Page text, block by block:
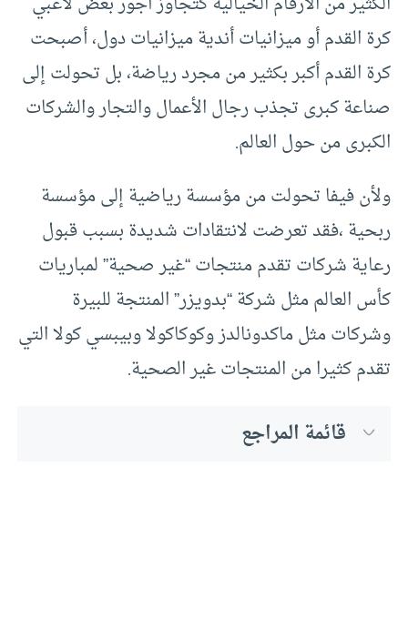
كرة القدم أو ميزانيات أندية ميزانيات دول، أصبحت
كرة القدم أكبر بكثير من مجرد رياضة، بل تحولت إلى
صناعة كبرى تجذب رجال الأعمال والتجار والشركات
الكبرى من حول العالم.
ولأن فيفا تحولت من مؤسسة رياضية إلى مؤسسة
ربحية ،فقد تعرضت لانتقادات شديدة بسبب قبول
رعاية شركات تقدم منتجات “غير صحية” لمباريات
كأس العالم مثل شركة “بدويزر” المنتجة للبيرة
وشركات مثل ماكدونالدز وكوكاكولا وبيبسي كولا التي
تقدم كثيرا من المنتجات غير الصحية.
قائمة المراجع